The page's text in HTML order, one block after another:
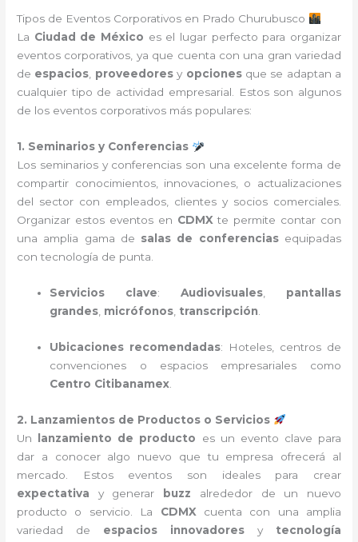
Tipos de Eventos Corporativos en Prado Churubusco
La Ciudad de México es el lugar perfecto para organizar
eventos corporativos, ya que cuenta con una gran variedad
de espacios, proveedoresy opcionesque se adaptan a
cualquier tipo de actividad empresarial. Estos son algunos
de los eventos corporativos más populares:
1. Seminarios y Conferencias
Los seminarios y conferencias son una excelente forma de
compartir conocimientos, innovaciones, o actualizaciones
del sector con empleados, clientes y socios comerciales.
Organizar estos eventos en CDMXte permite contar con
una amplia gama de salas de conferenciasequipadas
con tecnología de punta.
Servicios clave:Audiovisuales
pantallas
grandes micrófonos transcripción
Ubicaciones recomendadas: Hoteles, centros de
convenciones o espacios empresariales como
Centro Citibanamex
2. Lanzamientos de Productos o Servicios
Un
lanzamiento de producto es un evento clave para
dar a conocer algo nuevo que tu empresa ofrecerá al
mercado. Estos eventos son ideales para crear
expectativa y generar buzz alrededor de un nuevo
producto o servicio. La CDMX cuenta con una amplia
variedad de espacios innovadores y tecnología